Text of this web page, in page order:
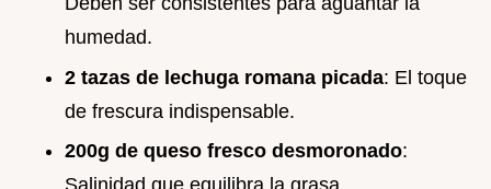
humedad.
2 tazas de lechuga romana picada: El toque
de frescura indispensable.
200g de queso fresco desmoronado: